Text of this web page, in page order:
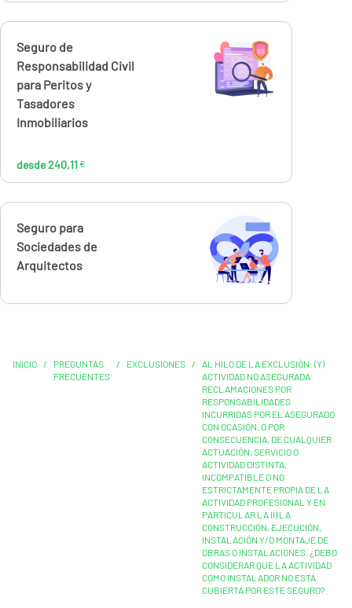
Calcúlalo ahora
Seguro de
Responsabilidad Civil
para Peritos y
Tasadores
Inmobiliarios
desde 240,11 €
240,11€
Calcúlalo ahora
Seguro para
Sociedades de
Arquitectos
INICIO /
PREGUNTAS
FRECUENTES
/ EXCLUSIONES /
AL HILO DE LA EXCLUSIÓN: (Y)
ACTIVIDAD NO ASEGURADA
RECLAMACIONES POR
RESPONSABILIDADES
INCURRIDAS POR EL ASEGURADO
CON OCASIÓN, O POR
CONSECUENCIA, DE CUALQUIER
ACTUACIÓN, SERVICIO O
ACTIVIDAD DISTINTA,
INCOMPATIBLE O NO
ESTRICTAMENTE PROPIA DE LA
ACTIVIDAD PROFESIONAL Y EN
PARTICULAR LA II) LA
CONSTRUCCIÓN, EJECUCIÓN,
INSTALACIÓN Y/O MONTAJE DE
OBRAS O INSTALACIONES. ¿DEBO
CONSIDERAR QUE LA ACTIVIDAD
COMO INSTALADOR NO ESTÁ
CUBIERTA POR ESTE SEGURO?.